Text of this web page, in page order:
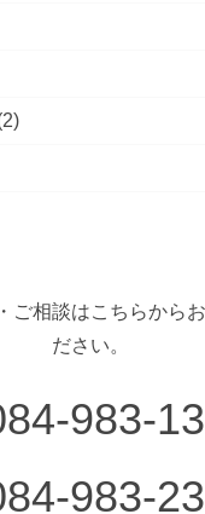
ご相談はこちらから
ださい。
983-
983-